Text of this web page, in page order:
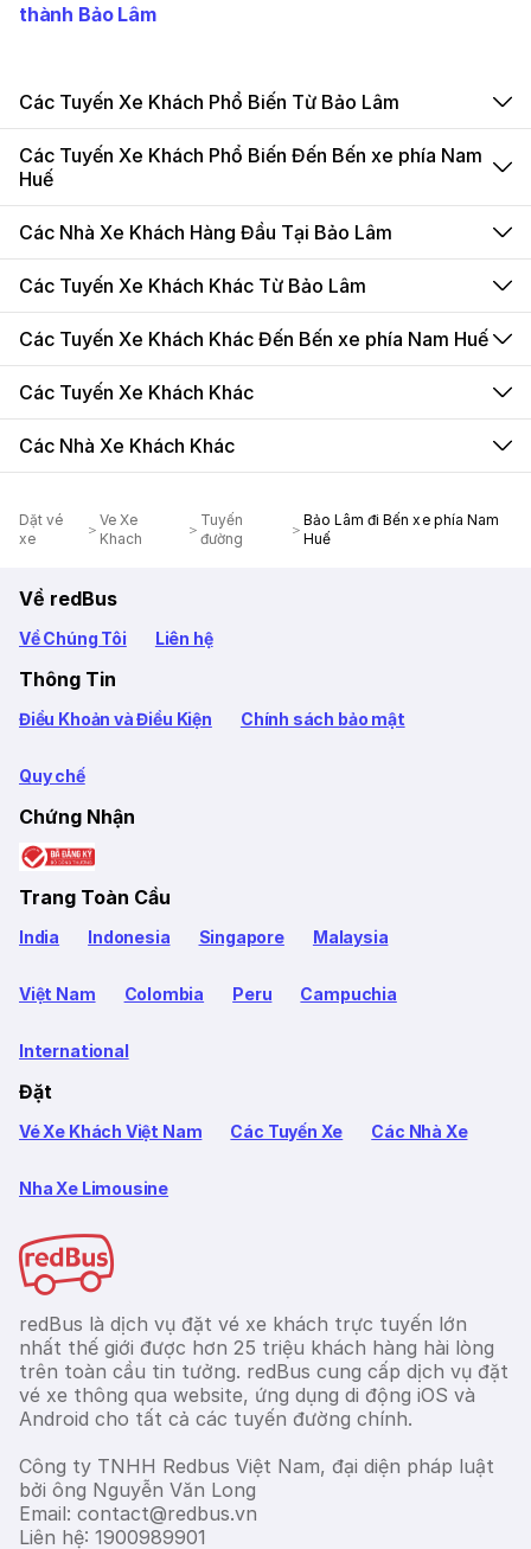
thành Bảo Lâm
Các Tuyến Xe Khách Phổ Biến Từ Bảo Lâm
Các Tuyến Xe Khách Phổ Biến Đến Bến xe phía Nam
Huế
Các Nhà Xe Khách Hàng Đầu Tại Bảo Lâm
Các Tuyến Xe Khách Khác Từ Bảo Lâm
Các Tuyến Xe Khách Khác Đến Bến xe phía Nam Huế
Các Tuyến Xe Khách Khác
Các Nhà Xe Khách Khác
Dặt vé
xe
Ve Xe
Khach
Tuyến
đường
Bảo Lâm đi Bến xe phía Nam
Huế
Về redBus
Về Chúng Tôi Liên hệ
Thông Tin
Điều Khoản và Điều Kiện Chính sách bảo mật
Quy chế
Chứng Nhận
Trang Toàn Cầu
India Indonesia Singapore Malaysia
Việt Nam Colombia Peru Campuchia
International
Đặt
Vé Xe Khách Việt Nam Các Tuyến Xe Các Nhà Xe
Nha Xe Limousine
redBus là dịch vụ đặt vé xe khách trực tuyến lớn
nhất thế giới được hơn 25 triệu khách hàng hài lòng
trên toàn cầu tin tưởng. redBus cung cấp dịch vụ đặt
vé xe thông qua website, ứng dụng di động iOS và
Android cho tất cả các tuyến đường chính.
Công ty TNHH Redbus Việt Nam, đại diện pháp luật
bởi ông Nguyễn Văn Long
Email: contact@redbus.vn
Liên hệ: 1900989901